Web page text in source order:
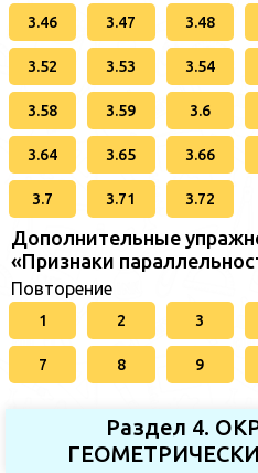
3.46 3.47 3.48
3.52 3.53 3.54
3.58 3.59 3.6
3.64 3.65 3.66
3.7 3.71 3.72
Дополнительные
«Признаки
Повторение
1 2 3
7 8 9
Раздел 4.